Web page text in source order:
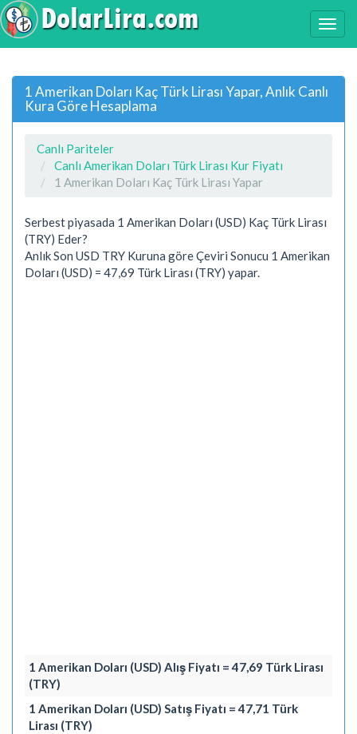
1 Amerikan Doları Kaç Türk Lirası Yapar, Anlık Canlı
Kura Göre Hesaplama
Canlı Pariteler
Canlı Amerikan Doları Türk Lirası Kur Fiyatı
1 Amerikan Doları Kaç Türk Lirası Yapar
Serbest piyasada 1 Amerikan Doları (USD) Kaç Türk Lirası
(TRY) Eder?
Anlık Son USD TRY Kuruna göre Çeviri Sonucu 1 Amerikan
Doları (USD) = 47,69 Türk Lirası (TRY) yapar.
1 Amerikan Doları (USD) Alış Fiyatı = 47,69 Türk Lirası
(TRY)
1 Amerikan Doları (USD) Satış Fiyatı = 47,71 Türk
Lirası (TRY)